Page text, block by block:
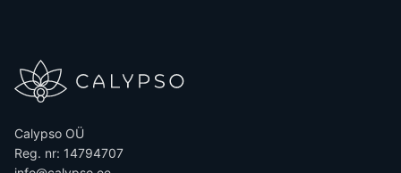
Calypso OÜ
Reg. nr: 14794707